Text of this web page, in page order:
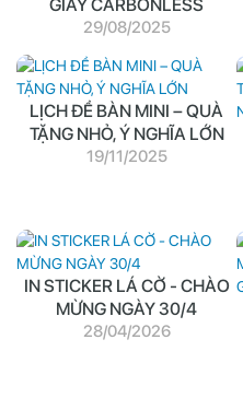
GIẤY CARBONLESS
29/08/2025
LỊCH ĐỂ BÀN MINI – QUÀ
TẶNG NHỎ, Ý NGHĨA LỚN
19/11/2025
IN STICKER LÁ CỜ - CHÀO
MỪNG NGÀY 30/4
28/04/2026